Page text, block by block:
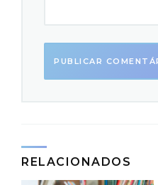
motivada pela
a contarem as suas
Esse é o caso da
RELACIONADOS